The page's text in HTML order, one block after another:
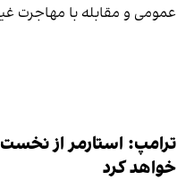
عمومی و مقابله با مهاجرت
ترامپ: استارمر از
خواهد کرد